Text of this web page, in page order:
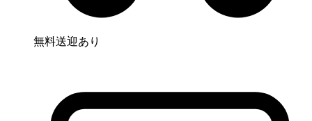
無料送迎あり